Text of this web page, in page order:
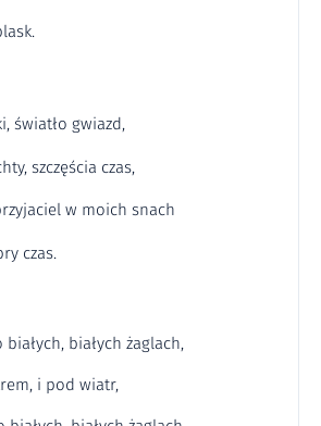
światło gwiazd,
szczęścia czas,
w moich snach
czas.
białych, białych żaglach,
i pod wiatr,